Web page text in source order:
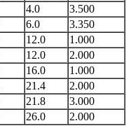
4.0
3.500
6.0
3.350
12.0
1.000
12.0
2.000
16.0
1.000
21.4
2.000
21.8
3.000
26.0 2.000